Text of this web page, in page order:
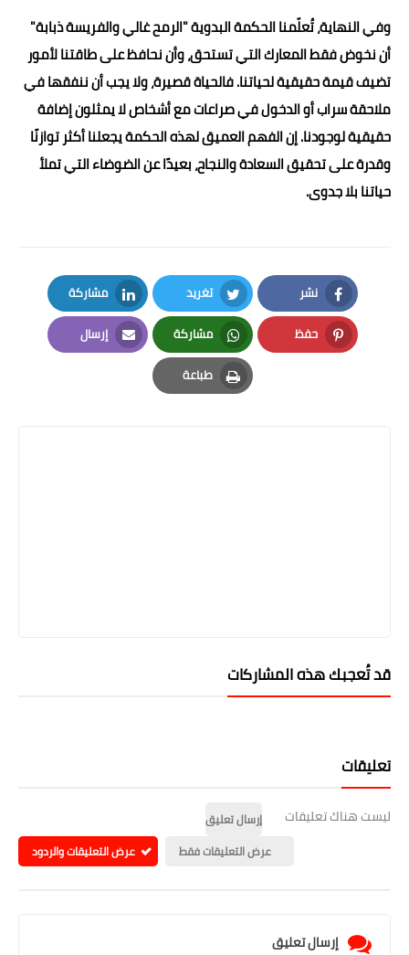
وفي النهاية، تُعلّمنا الحكمة البدوية "الرمح غالي والفريسة ذبابة"
أن نخوض فقط المعارك التي تستحق، وأن نحافظ على طاقتنا لأمور
تضيف قيمة حقيقية لحياتنا. فالحياة قصيرة، ولا يجب أن ننفقها في
ملاحقة سراب أو الدخول في صراعات مع أشخاص لا يمثلون إضافة
حقيقية لوجودنا. إن الفهم العميق لهذه الحكمة يجعلنا أكثر توازنًا
وقدرة على تحقيق السعادة والنجاح، بعيدًا عن الضوضاء التي تملأ
حياتنا بلا جدوى.
نشر
Facebook
تغريد
Twitter
مشاركة
LinkedIn
حفظ
Pinterest
مشاركة
Whatsapp
إرسال
Email
طباعة
Print
قد تُعجبك هذه المشاركات
تعليقات
ليست هناك تعليقات
إرسال تعليق
عرض التعليقات فقط
عرض التعليقات والردود
إرسال تعليق